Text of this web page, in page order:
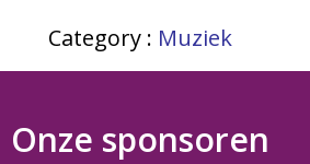
Category : Muziek
Onze sponsoren